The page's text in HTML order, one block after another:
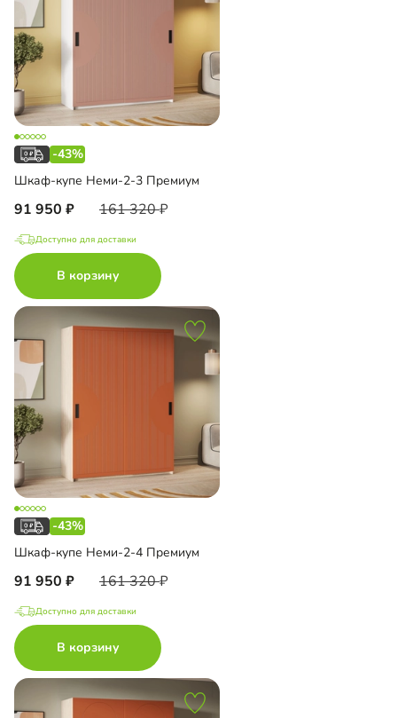
-43%
Шкаф-купе Неми-2-3 Премиум
91 950 161 320
Доступно для доставки
В корзину
-43%
Шкаф-купе Неми-2-4 Премиум
91 950 161 320
Доступно для доставки
В корзину